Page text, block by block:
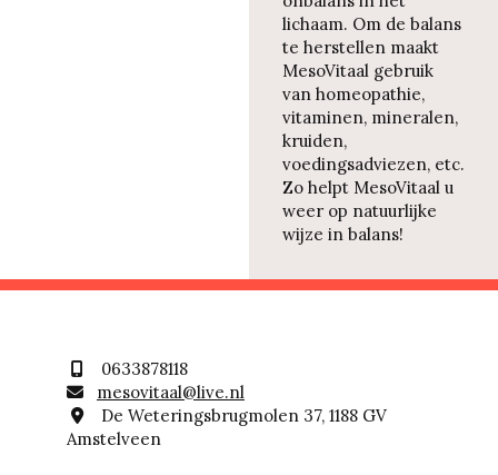
lichaam. Om de balans
te herstellen maakt
MesoVitaal gebruik
van homeopathie,
vitaminen, mineralen,
kruiden,
voedingsadviezen, etc.
Zo helpt MesoVitaal u
weer op natuurlijke
wijze in balans!
0633878118
 mesovitaal@live.nl
De Weteringsbrugmolen 37, 1188 GV
Amstelveen